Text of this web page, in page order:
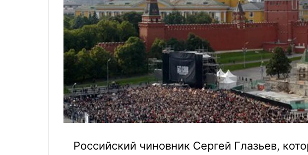
Российский чиновник Сергей Глазьев,